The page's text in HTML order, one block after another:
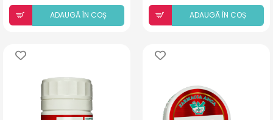
ADAUGÃ ÎN COȘ ADAUGÃ ÎN COȘ